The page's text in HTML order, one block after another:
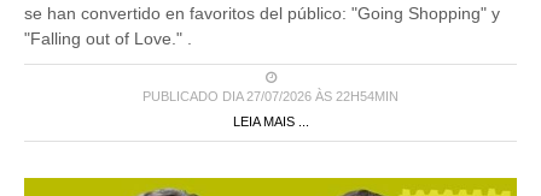
se han convertido en favoritos del público: "Going Shopping" y
"Falling out of Love." .
PUBLICADO DIA 27/07/2026 ÀS 22H54MIN
LEIA MAIS ...